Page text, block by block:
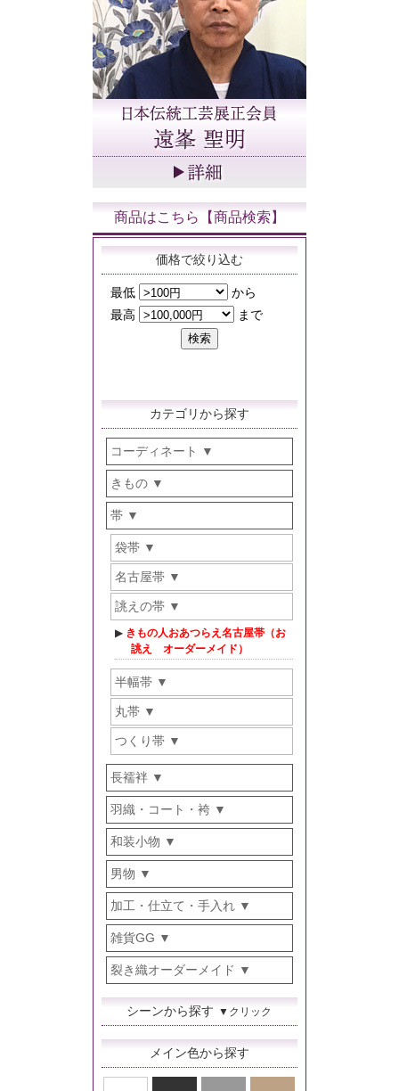
商品はこちら【商品検索】
価格で絞り込む
カテゴリから探す
コーディネート
きもの
帯
袋帯
名古屋帯
誂えの帯
きもの人おあつらえ名古屋帯（お
誂え オーダーメイド）
半幅帯
丸帯
つくり帯
長襦袢
羽織・コート・袴
和装小物
男物
加工・仕立て・手入れ
雑貨GG
裂き織オーダーメイド
シーンから探す ▼クリック
メイン色から探す